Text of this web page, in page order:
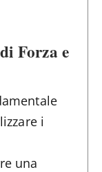
Forza e
i
una